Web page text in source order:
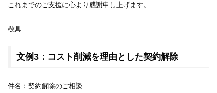
これまでのご支援に心より感謝申し上げます。
敬具
文例3：コスト削減を理由とした契約解除
件名：契約解除のご相談